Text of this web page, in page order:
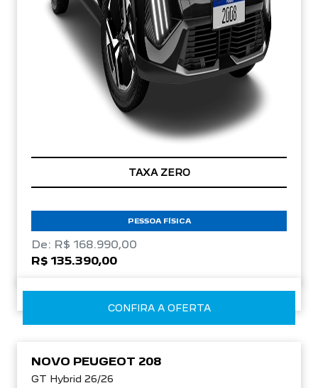
TAXA ZERO
PESSOA FÍSICA
De: R$ 168.990,00
R$ 135.390,00
CONFIRA A OFERTA
NOVO PEUGEOT 208
GT Hybrid 26/26